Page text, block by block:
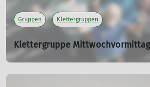
Gruppen Klettergruppen
Klettergruppe Mittwochvormittag
Wir, die Mittwochskletterer, sind die
und haben jeden Mittwochvormittag